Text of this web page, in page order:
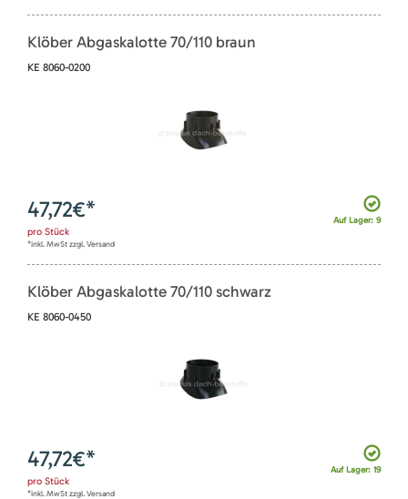
Klöber Abgaskalotte 70/110 braun
KE 8060-0200
Auf Lager: 9
47,72€*
pro Stück
*inkl. MwSt zzgl. Versand
Klöber Abgaskalotte 70/110 schwarz
KE 8060-0450
Auf Lager: 19
47,72€*
pro Stück
*inkl. MwSt zzgl. Versand